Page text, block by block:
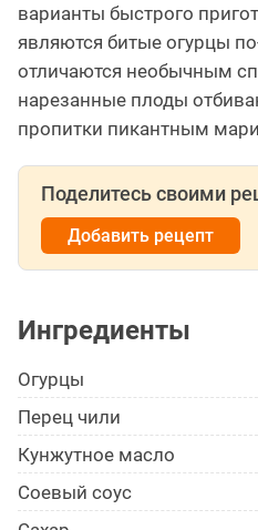
варианты быстрого
являются битые огурцы
отличаются необычным
нарезанные плоды
пропитки пикантным
Поделитесь своими
Добавить рецепт
Ингредиенты
Огурцы
Перец чили
Кунжутное масло
Соевый соус